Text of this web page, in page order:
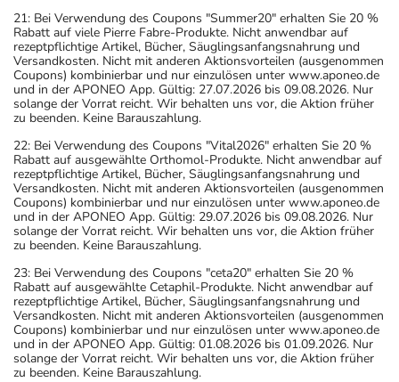
21: Bei Verwendung des Coupons "Summer20" erhalten Sie 20 %
Rabatt auf viele Pierre Fabre-Produkte. Nicht anwendbar auf
rezeptpflichtige Artikel, Bücher, Säuglingsanfangsnahrung und
Versandkosten. Nicht mit anderen Aktionsvorteilen (ausgenommen
Coupons) kombinierbar und nur einzulösen unter www.aponeo.de
und in der APONEO App. Gültig: 27.07.2026 bis 09.08.2026. Nur
solange der Vorrat reicht. Wir behalten uns vor, die Aktion früher
zu beenden. Keine Barauszahlung.
22: Bei Verwendung des Coupons "Vital2026" erhalten Sie 20 %
Rabatt auf ausgewählte Orthomol-Produkte. Nicht anwendbar auf
rezeptpflichtige Artikel, Bücher, Säuglingsanfangsnahrung und
Versandkosten. Nicht mit anderen Aktionsvorteilen (ausgenommen
Coupons) kombinierbar und nur einzulösen unter www.aponeo.de
und in der APONEO App. Gültig: 29.07.2026 bis 09.08.2026. Nur
solange der Vorrat reicht. Wir behalten uns vor, die Aktion früher
zu beenden. Keine Barauszahlung.
23: Bei Verwendung des Coupons "ceta20" erhalten Sie 20 %
Rabatt auf ausgewählte Cetaphil-Produkte. Nicht anwendbar auf
rezeptpflichtige Artikel, Bücher, Säuglingsanfangsnahrung und
Versandkosten. Nicht mit anderen Aktionsvorteilen (ausgenommen
Coupons) kombinierbar und nur einzulösen unter www.aponeo.de
und in der APONEO App. Gültig: 01.08.2026 bis 01.09.2026. Nur
solange der Vorrat reicht. Wir behalten uns vor, die Aktion früher
zu beenden. Keine Barauszahlung.